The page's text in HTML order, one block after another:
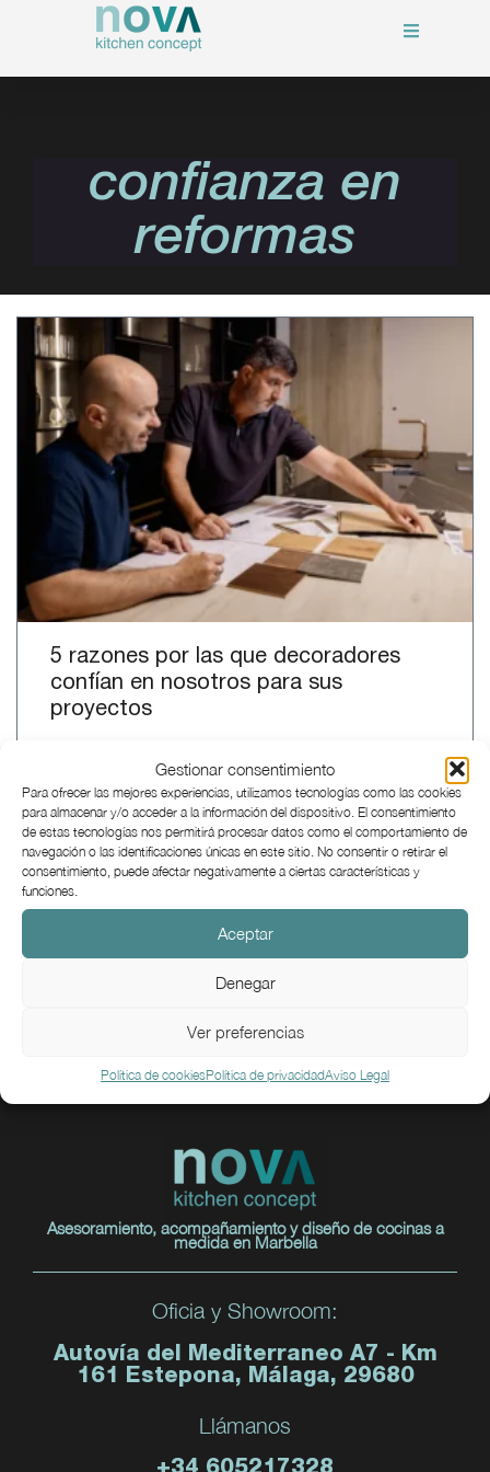
Gestionar consentimiento
Para ofrecer las mejores experiencias, utilizamos tecnologías como las cookies
para almacenar y/o acceder a la información del dispositivo. El consentimiento
de estas tecnologías nos permitirá procesar datos como el comportamiento de
navegación o las identificaciones únicas en este sitio. No consentir o retirar el
consentimiento, puede afectar negativamente a ciertas características y
funciones.
Aceptar
Denegar
Ver preferencias
Política de cookiesPolítica de privacidadAviso Legal
confianza en
reformas
5 razones por las que decoradores
confían en nosotros para sus
proyectos
Nova Kitchen Concept 17 de junio de 2025
Asesoramiento, acompañamiento y diseño de cocinas a
medida en Marbella
Oficia y Showroom:
Autovía del Mediterraneo A7 - Km
161 Estepona, Málaga, 29680
Llámanos
El diseño empieza con una
conversación.
Escríbenos cuando quieras.
Contactar